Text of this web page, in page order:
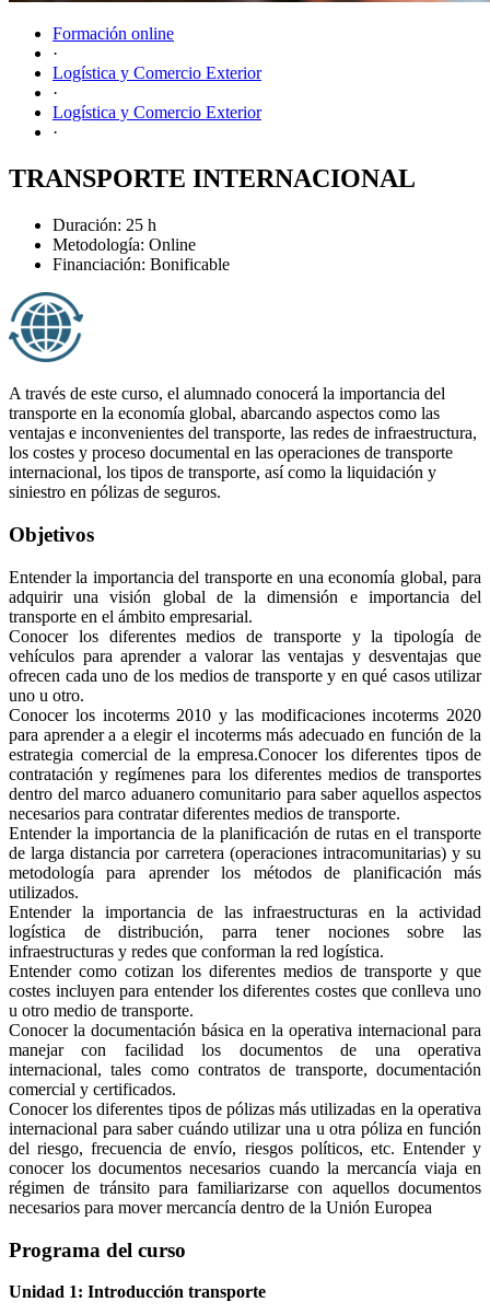
Formación online
·
Logística y Comercio Exterior
·
Logística y Comercio Exterior
·
TRANSPORTE INTERNACIONAL
Duración: 25 h
Metodología: Online
Financiación: Bonificable
A través de este curso, el alumnado conocerá la importancia del
transporte en la economía global, abarcando aspectos como las
ventajas e inconvenientes del transporte, las redes de infraestructura,
los costes y proceso documental en las operaciones de transporte
internacional, los tipos de transporte, así como la liquidación y
siniestro en pólizas de seguros.
Objetivos
Entender la importancia del transporte en una economía global, para
adquirir una visión global de la dimensión e importancia del
transporte en el ámbito empresarial.
Conocer los diferentes medios de transporte y la tipología de
vehículos para aprender a valorar las ventajas y desventajas que
ofrecen cada uno de los medios de transporte y en qué casos utilizar
uno u otro.
Conocer los incoterms 2010 y las modificaciones incoterms 2020
para aprender a a elegir el incoterms más adecuado en función de la
estrategia comercial de la empresa.Conocer los diferentes tipos de
contratación y regímenes para los diferentes medios de transportes
dentro del marco aduanero comunitario para saber aquellos aspectos
necesarios para contratar diferentes medios de transporte.
Entender la importancia de la planificación de rutas en el transporte
de larga distancia por carretera (operaciones intracomunitarias) y su
metodología para aprender los métodos de planificación más
utilizados.
Entender la importancia de las infraestructuras en la actividad
logística de distribución, parra tener nociones sobre las
infraestructuras y redes que conforman la red logística.
Entender como cotizan los diferentes medios de transporte y que
costes incluyen para entender los diferentes costes que conlleva uno
u otro medio de transporte.
Conocer la documentación básica en la operativa internacional para
manejar con facilidad los documentos de una operativa
internacional, tales como contratos de transporte, documentación
comercial y certificados.
Conocer los diferentes tipos de pólizas más utilizadas en la operativa
internacional para saber cuándo utilizar una u otra póliza en función
del riesgo, frecuencia de envío, riesgos políticos, etc. Entender y
conocer los documentos necesarios cuando la mercancía viaja en
régimen de tránsito para familiarizarse con aquellos documentos
necesarios para mover mercancía dentro de la Unión Europea
Programa del curso
Unidad 1: Introducción transporte